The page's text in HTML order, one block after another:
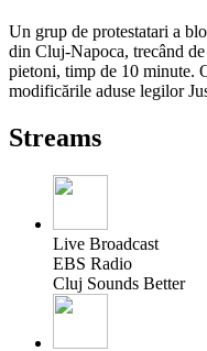
Un grup de protestatari a
din Cluj-Napoca, trecând
pietoni, timp de 10 minute.
modificările aduse legilor
Streams
Live Broadcast
EBS Radio
Cluj Sounds Better